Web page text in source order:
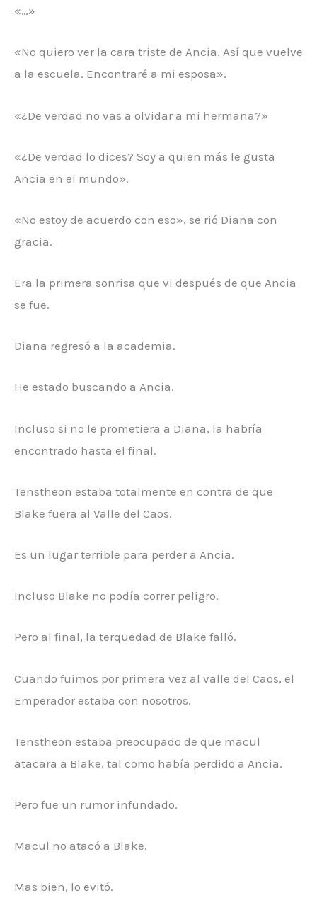
«…»
«No quiero ver la cara triste de Ancia. Así que vuelve
a la escuela. Encontraré a mi esposa».
«¿De verdad no vas a olvidar a mi hermana?»
«¿De verdad lo dices? Soy a quien más le gusta
Ancia en el mundo».
«No estoy de acuerdo con eso», se rió Diana con
gracia.
Era la primera sonrisa que vi después de que Ancia
se fue.
Diana regresó a la academia.
He estado buscando a Ancia.
Incluso si no le prometiera a Diana, la habría
encontrado hasta el final.
Tenstheon estaba totalmente en contra de que
Blake fuera al Valle del Caos.
Es un lugar terrible para perder a Ancia.
Incluso Blake no podía correr peligro.
Pero al final, la terquedad de Blake falló.
Cuando fuimos por primera vez al valle del Caos, el
Emperador estaba con nosotros.
Tenstheon estaba preocupado de que macul
atacara a Blake, tal como había perdido a Ancia.
Pero fue un rumor infundado.
Macul no atacó a Blake.
Mas bien, lo evitó.